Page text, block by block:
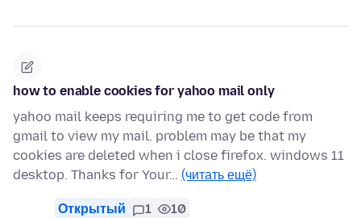
how to enable cookies for yahoo mail only
yahoo mail keeps requiring me to get code from
gmail to view my mail. problem may be that my
cookies are deleted when i close firefox. windows 11
desktop. Thanks for Your… (читать ещё)
Открытый 1 10